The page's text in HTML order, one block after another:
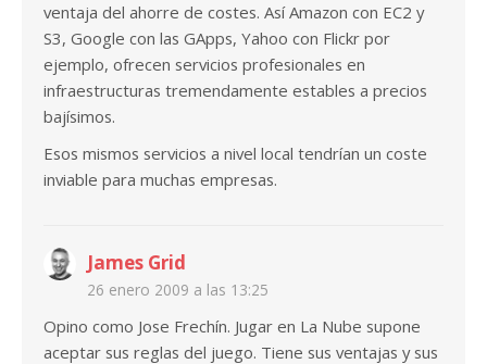
ventaja del ahorre de costes. Así Amazon con EC2 y
S3, Google con las GApps, Yahoo con Flickr por
ejemplo, ofrecen servicios profesionales en
infraestructuras tremendamente estables a precios
bajísimos.
Esos mismos servicios a nivel local tendrían un coste
inviable para muchas empresas.
James Grid
26 enero 2009 a las 13:25
Opino como Jose Frechín. Jugar en La Nube supone
aceptar sus reglas del juego. Tiene sus ventajas y sus